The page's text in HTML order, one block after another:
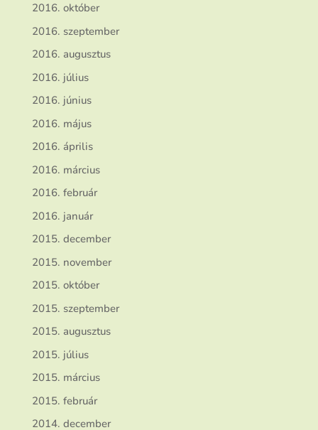
2016. október
2016. szeptember
2016. augusztus
2016. július
2016. június
2016. május
2016. április
2016. március
2016. február
2016. január
2015. december
2015. november
2015. október
2015. szeptember
2015. augusztus
2015. július
2015. március
2015. február
2014. december